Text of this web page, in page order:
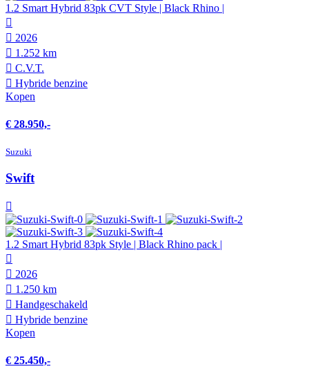
1.2 Smart Hybrid 83pk CVT Style | Black Rhino |
2026
1.252 km
C.V.T.
Hybride benzine
Kopen
€ 28.950,-
Suzuki
Swift
1.2 Smart Hybrid 83pk Style | Black Rhino pack |
2026
1.250 km
Hand­geschakeld
Hybride benzine
Kopen
€ 25.450,-